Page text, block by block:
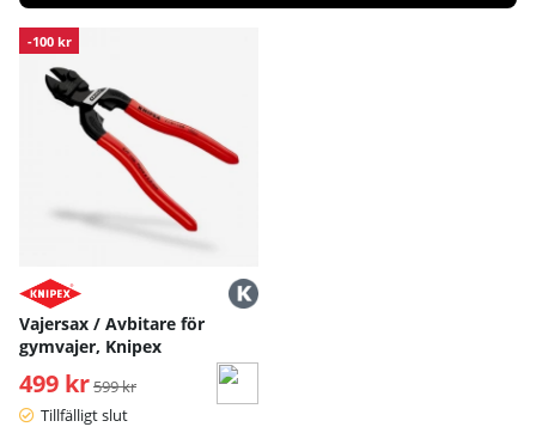
Produkter
-100 kr
Vajersax / Avbitare för
gymvajer, Knipex
499 kr Ordinarie pris:
599 kr
Tillfälligt slut